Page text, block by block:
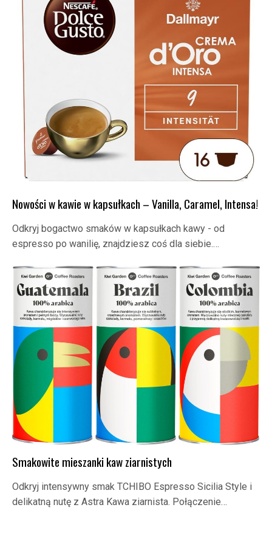
Nowości w kawie w kapsułkach – Vanilla, Caramel, Intensa!
Odkryj bogactwo smaków w kapsułkach kawy - od
espresso po wanilię, znajdziesz coś dla siebie.…
Smakowite mieszanki kaw ziarnistych
Odkryj intensywny smak TCHIBO Espresso Sicilia Style i
delikatną nutę z Astra Kawa ziarnista. Połączenie…